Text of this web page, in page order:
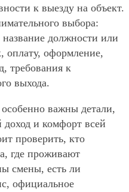
к выезду на объект.
выбора:
должности или
оплату, оформление,
требования к
выхода.
важны детали,
и комфорт всей
проверить, кто
где проживают
смены, есть ли
официальное